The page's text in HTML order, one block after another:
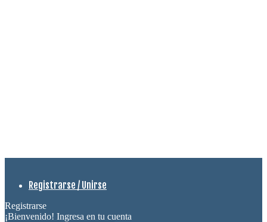
Registrarse / Unirse
Registrarse
¡Bienvenido! Ingresa en tu cuenta